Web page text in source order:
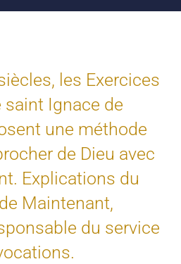
les Exercices
Ignace de
une méthode
de Dieu avec
Explications du
Maintenant,
du service